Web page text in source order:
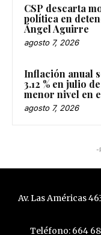
CSP descarta
política en
Ángel Aguirre
agosto 7, 2026
Inflación anual
3.12 % en julio
menor nivel en
agosto 7, 2026
-
Av. Las Américas
Teléfono: 664